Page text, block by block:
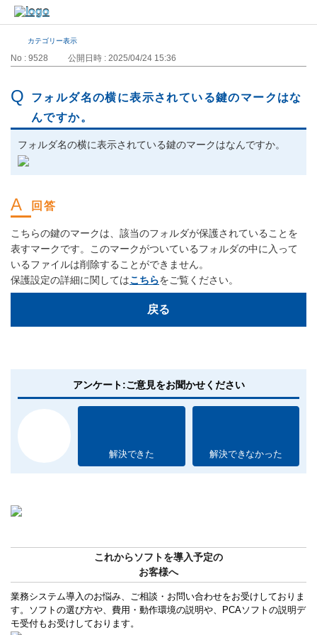
カテゴリー表示
No : 9528 公開日時 : 2025/04/24 15:36
フォルダ名の横に表示されている鍵のマークはな
んですか。
フォルダ名の横に表示されている鍵のマークはなんですか。
こちらの鍵のマークは、該当のフォルダが保護されていることを
表すマークです。このマークがついているフォルダの中に入って
いるファイルは削除することができません。
保護設定の詳細に関してはこちらをご覧ください。
戻る
アンケート:ご意見をお聞かせください
解決できた 解決できなかった
これからソフトを導入予定の
お客様へ
業務システム導入のお悩み、ご相談・お問い合わせをお受けしておりま
す。ソフトの選び方や、費用・動作環境の説明や、PCAソフトの説明デ
モ受付もお受けしております。